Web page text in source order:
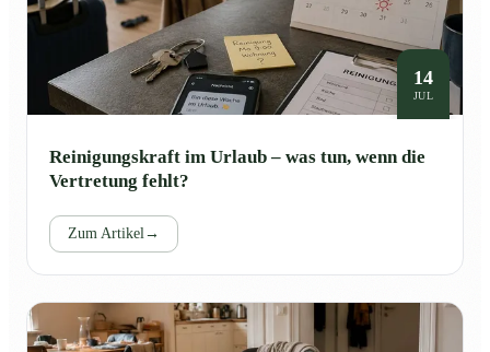
14
JUL
Reinigungskraft im Urlaub – was tun, wenn die
Vertretung fehlt?
Zum Artikel→